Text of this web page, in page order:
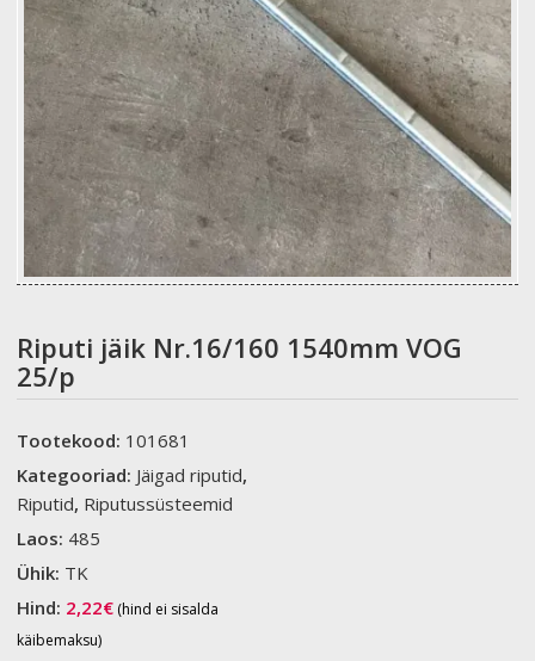
Riputi jäik Nr.16/160 1540mm VOG
25/p
Tootekood: 101681
Kategooriad: Jäigad riputid,
Riputid, Riputussüsteemid
Laos: 485
Ühik: TK
Hind: 2,22€ (hind ei sisalda
käibemaksu)